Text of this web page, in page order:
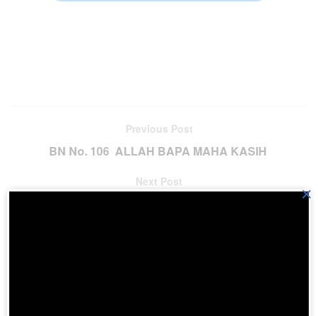
Previous Post
BN No. 106 ALLAH BAPA MAHA KASIH
Next Post
×